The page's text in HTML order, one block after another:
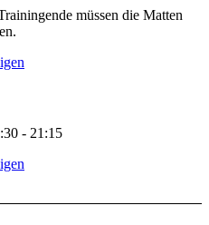
müssen die Matten
- 21:15